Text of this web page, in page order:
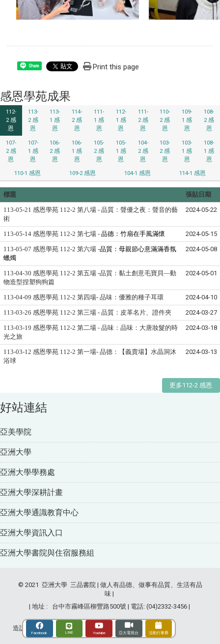
Facebook LINE Youtube 亞大電視台 活動行事曆
Share Print this page
感恩學苑成果
112-
2 感
恩
113-
2 感
恩
113-
1 感
恩
114-
2 感
恩
111-
1 感
恩
112-
1 感
恩
111-
2 感
恩
110-
2 感
恩
109-
1 感
恩
108-
2 感
恩
107-
2 感
恩
107-
1 感
恩
106-
2 感
恩
106-
1 感
恩
105-
2 感
恩
105-
1 感
恩
104-
2 感
恩
103-
2 感
恩
103-
1 感
恩
108-
1 感
恩
110-1 感恩 109-2 感恩 104-1 感恩 114-1 感恩
標題 張貼日期
113-05-21 感恩學苑 112-2 第八場 - 品質：聲優之夜：聲音的藝
術
2024-05-22
113-05-14 感恩學苑 112-2 第七場 - 品德：竹扇在手風滿懷 2024-05-15
113-05-07 感恩學苑 112-2 第六場 -品質：母親節心意滿滿香氛
蠟燭
2024-05-08
113-04-30 感恩學苑 112-2 第五場 -品質：黏土創意毛寶貝—動
物造型捏塑狗狗篇
2024-05-01
113-04-09 感恩學苑 112-2 第四場- 品味：優雅的種子耳環 2024-04-10
113-03-26 感恩學苑 112-2 第三場 - 品質：皮革名片、證件夾 2024-03-27
113-03-19 感恩學苑 112-2 第二場 - 品味：品味：大唐妝髮的時
光之旅
2024-03-18
113-03-12 感恩學苑 112-2 第一場- 品德：【義賣場】水晶洞沐
浴球
2024-03-13
更多112-2 感恩
好站連結
亞美學院
亞洲大學
亞洲大學學務處
亞洲大學深耕計畫
亞洲大學通識教育中心
亞洲大學資訊入口
亞洲大學書院與住宿服務組
© 2021 亞洲大學 三品書院 | 做人有品德、做事有品質、生活有品
味 |
| 地址 : 台中市霧峰區柳豐路500號 | 電話: (04)2332-3456 |
造訪人次 : 2834394